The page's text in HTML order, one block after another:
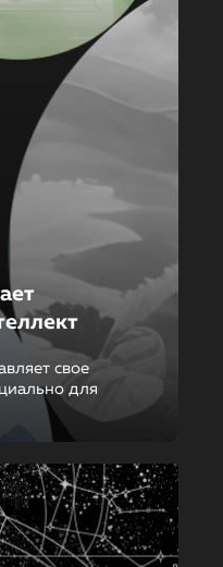
свое
для